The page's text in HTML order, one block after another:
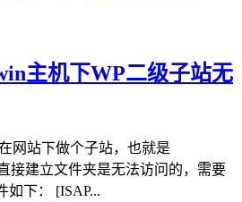
主机下WP二级子站无
网站下做个子站，也就是
接建立文件夹是无法访问的，需要
如下： [ISAP...